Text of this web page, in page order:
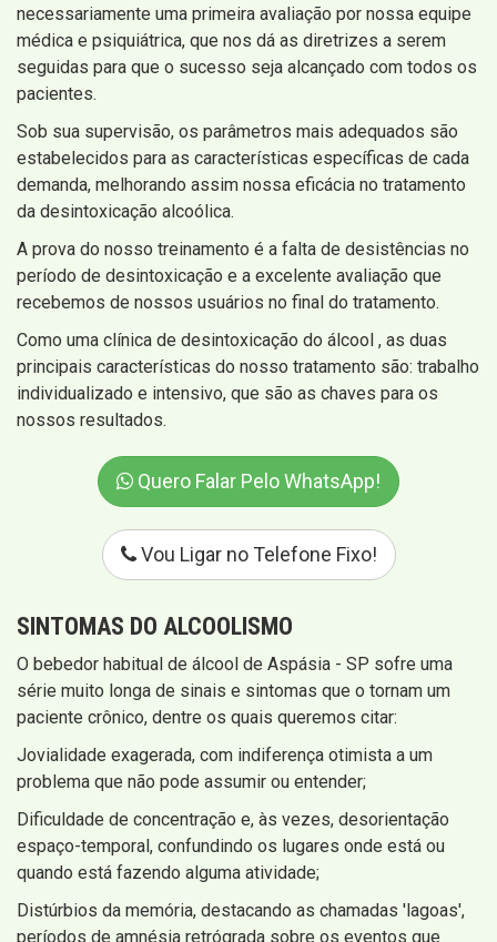
necessariamente uma primeira avaliação por nossa equipe
médica e psiquiátrica, que nos dá as diretrizes a serem
seguidas para que o sucesso seja alcançado com todos os
pacientes.
Sob sua supervisão, os parâmetros mais adequados são
estabelecidos para as características específicas de cada
demanda, melhorando assim nossa eficácia no tratamento
da desintoxicação alcoólica.
A prova do nosso treinamento é a falta de desistências no
período de desintoxicação e a excelente avaliação que
recebemos de nossos usuários no final do tratamento.
Como uma clínica de desintoxicação do álcool , as duas
principais características do nosso tratamento são: trabalho
individualizado e intensivo, que são as chaves para os
nossos resultados.
Quero Falar Pelo WhatsApp!
Vou Ligar no Telefone Fixo!
SINTOMAS DO ALCOOLISMO
O bebedor habitual de álcool de Aspásia - SP sofre uma
série muito longa de sinais e sintomas que o tornam um
paciente crônico, dentre os quais queremos citar:
Jovialidade exagerada, com indiferença otimista a um
problema que não pode assumir ou entender;
Dificuldade de concentração e, às vezes, desorientação
espaço-temporal, confundindo os lugares onde está ou
quando está fazendo alguma atividade;
Distúrbios da memória, destacando as chamadas 'lagoas',
períodos de amnésia retrógrada sobre os eventos que